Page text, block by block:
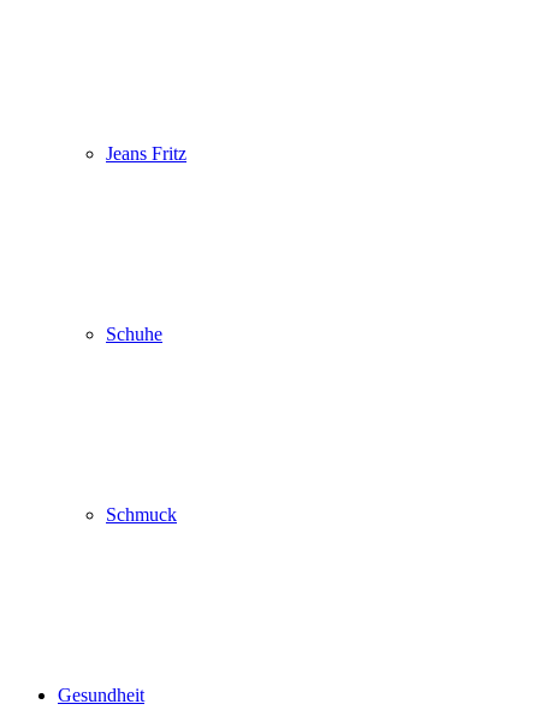
Jeans Fritz
Schuhe
Schmuck
Gesundheit